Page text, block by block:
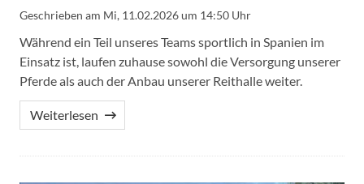
Geschrieben am Mi, 11.02.2026 um 14:50 Uhr
Während ein Teil unseres Teams sportlich in Spanien im
Einsatz ist, laufen zuhause sowohl die Versorgung unserer
Pferde als auch der Anbau unserer Reithalle weiter.
Weiterlesen